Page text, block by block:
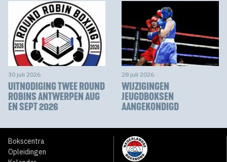
30 juli 2026
UITNODIGING TWEE ROUND
ROBINS ANTWERPEN AUG
EN SEPT 2026
28 juli 2026
WIJZIGINGEN
JEUGDBOKSEN
AANGEKONDIGD
Bokscentra
Opleidingen